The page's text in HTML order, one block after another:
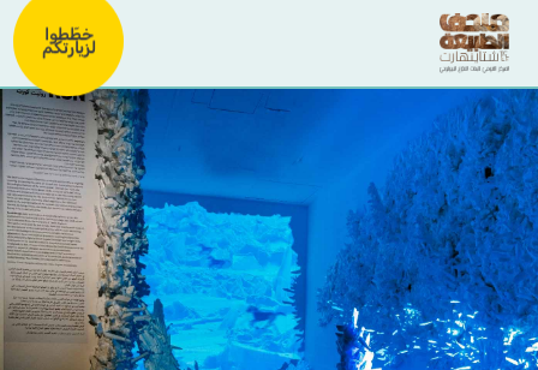
خطّطوا
لزيارتكم